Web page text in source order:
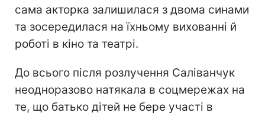
сама акторка залишилася з двома синами
та зосередилася на їхньому вихованні й
роботі в кіно та театрі.
До всього після розлучення Саліванчук
неодноразово натякала в соцмережах на
те, що батько дітей не бере участі в